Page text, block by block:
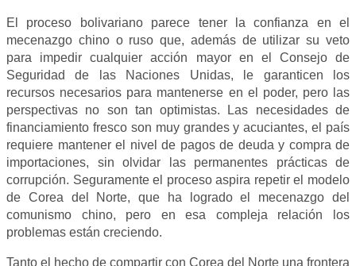
El proceso bolivariano parece tener la confianza en el
mecenazgo chino o ruso que, además de utilizar su veto
para impedir cualquier acción mayor en el Consejo de
Seguridad de las Naciones Unidas, le garanticen los
recursos necesarios para mantenerse en el poder, pero las
perspectivas no son tan optimistas. Las necesidades de
financiamiento fresco son muy grandes y acuciantes, el país
requiere mantener el nivel de pagos de deuda y compra de
importaciones, sin olvidar las permanentes prácticas de
corrupción. Seguramente el proceso aspira repetir el modelo
de Corea del Norte, que ha logrado el mecenazgo del
comunismo chino, pero en esa compleja relación los
problemas están creciendo.
Tanto el hecho de compartir con Corea del Norte una frontera